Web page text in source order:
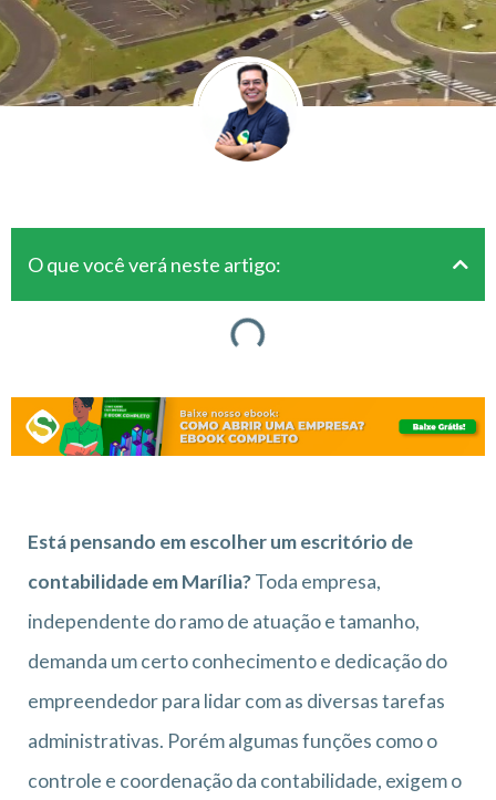
O que você verá neste artigo:
Está pensando em escolher um escritório de
contabilidade em Marília?Toda empresa,
independente do ramo de atuação e tamanho,
demanda um certo conhecimento e dedicação do
empreendedor para lidar com as diversas tarefas
administrativas. Porém algumas funções como o
controle e coordenação da contabilidade, exigem o